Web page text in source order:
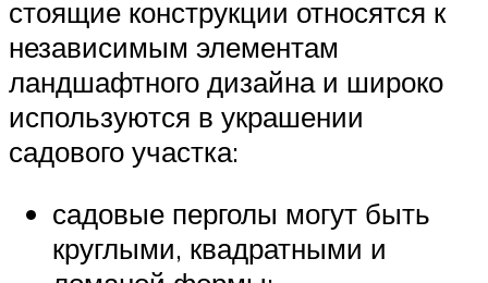
стоящие конструкции относятся к
независимым элементам
ландшафтного дизайна и широко
используются в украшении
садового участка:
садовые перголы могут быть
круглыми, квадратными и